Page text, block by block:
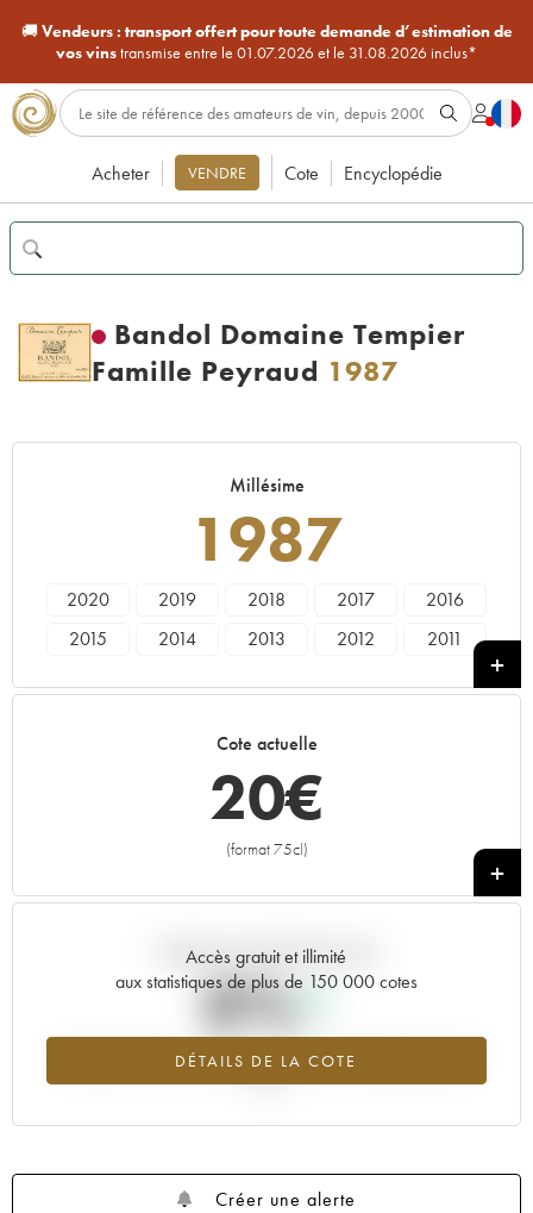
🚚Vendeurs : transport offert pour toute demande d’estimation de
vos vinstransmise entre le 01.07.2026 et le 31.08.2026 inclus*
Acheter VENDRE Cote Encyclopédie
Bandol Domaine Tempier
Famille Peyraud 1987
Millésime
1987
2020 2019 2018 2017
2016
2015
2014 2013 2012
2011
1998
1992
Cote actuelle
20€
(format 75cl)
+
Accès gratuit et illimité
aux statistiques de plus de 150 000 cotes
DÉTAILS DE LA COTE
Tendance actuelle de la cote
0%
Tendance à la hausse du millésime 1987 en 2026 par rapport à
Créer une alerte